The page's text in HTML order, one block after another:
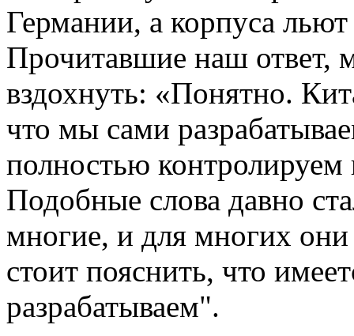
Германии, а корпуса
Прочитавшие наш ответ,
вздохнуть: «Понятно.
что мы сами
полностью контролируем
Подобные слова давно
многие, и для многих они
стоит пояснить, что
разрабатываем".